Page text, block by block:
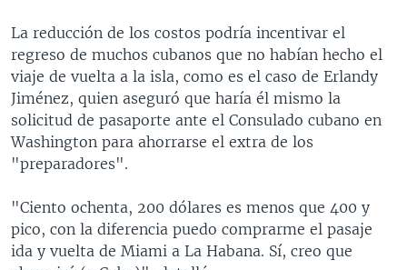
La reducción de los costos podría incentivar el
regreso de muchos cubanos que no habían hecho el
viaje de vuelta a la isla, como es el caso de Erlandy
Jiménez, quien aseguró que haría él mismo la
solicitud de pasaporte ante el Consulado cubano en
Washington para ahorrarse el extra de los
"preparadores".
"Ciento ochenta, 200 dólares es menos que 400 y
pico, con la diferencia puedo comprarme el pasaje
ida y vuelta de Miami a La Habana. Sí, creo que